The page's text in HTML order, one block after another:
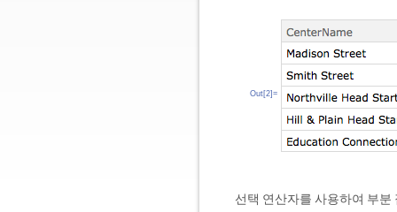
Out[2]=
선택 연산자를 사용하여 부